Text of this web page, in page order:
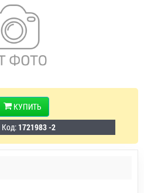
КУПИТЬ
Код: 1721983 -2